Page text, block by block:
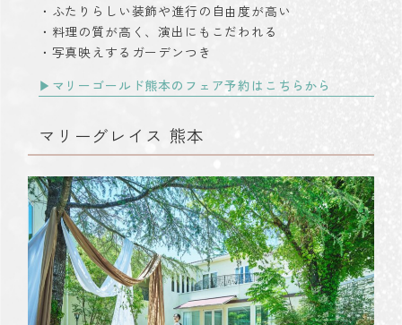
・ふたりらしい装飾や進行の自由度が高い
・料理の質が高く、演出にもこだわれる
・写真映えするガーデンつき
▶︎マリーゴールド熊本のフェア予約はこちらから
マリーグレイス 熊本